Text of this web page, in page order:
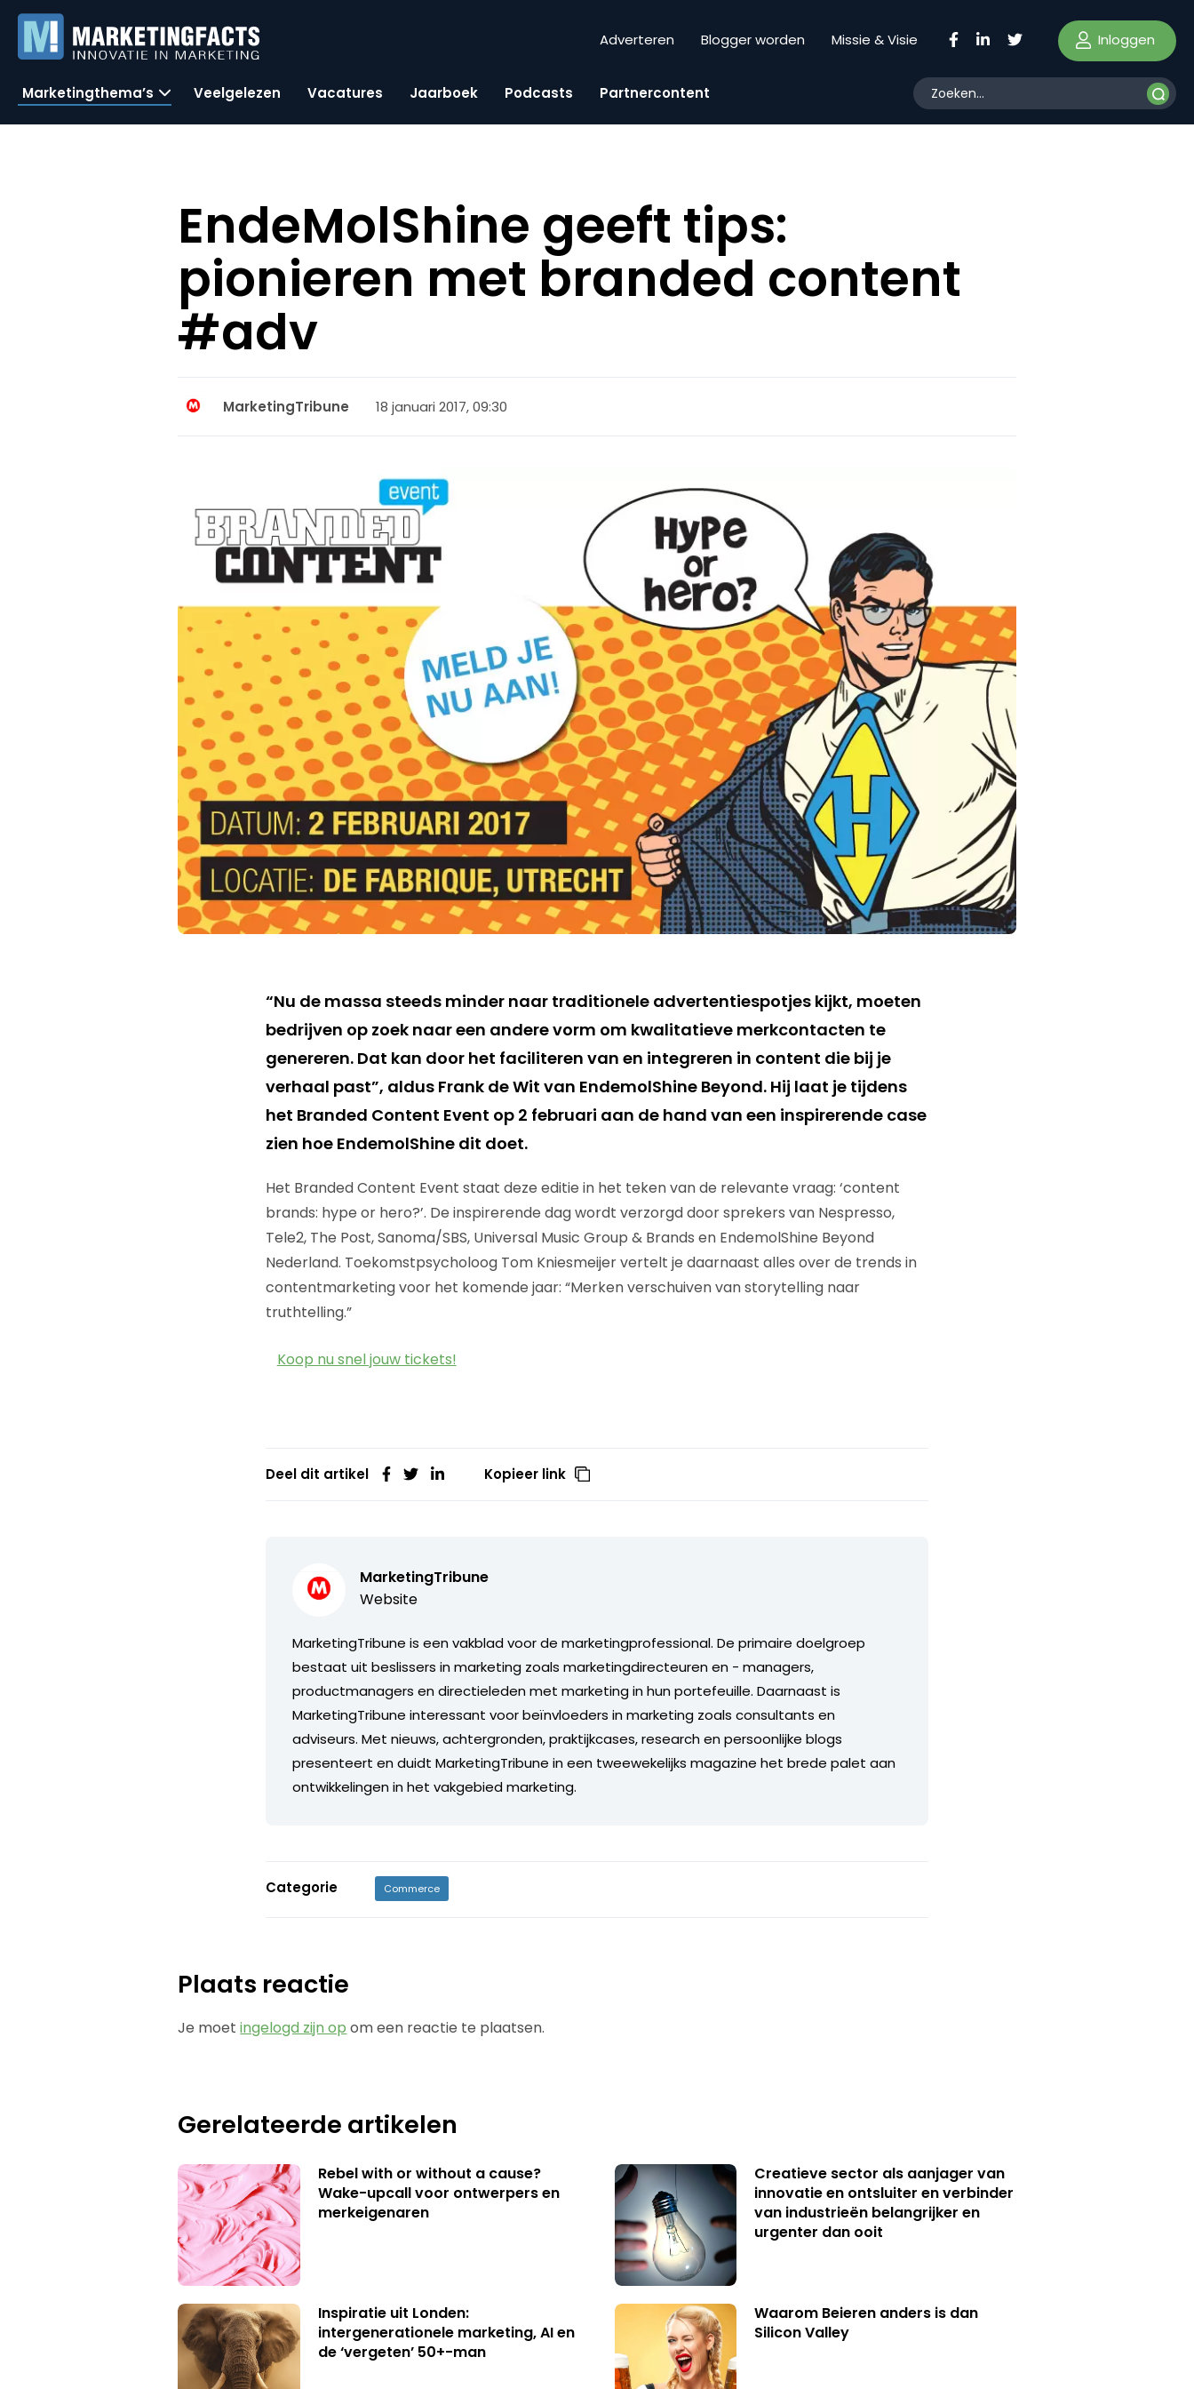
Adverteren Blogger worden Missie & Visie Inloggen
Marketingthema’s Veelgelezen Vacatures Jaarboek Podcasts Partnercontent
EndeMolShine geeft tips:
pionieren met branded content
#adv
MarketingTribune 18 januari 2017, 09:30
“Nu de massa steeds minder naar traditionele advertentiespotjes kijkt, moeten
bedrijven op zoek naar een andere vorm om kwalitatieve merkcontacten te
genereren. Dat kan door het faciliteren van en integreren in content die bij je
verhaal past”, aldus Frank de Wit van EndemolShine Beyond. Hij laat je tijdens
het Branded Content Event op 2 februari aan de hand van een inspirerende case
zien hoe EndemolShine dit doet.
Het Branded Content Event staat deze editie in het teken van de relevante vraag: ‘content
brands: hype or hero?’. De inspirerende dag wordt verzorgd door sprekers van Nespresso,
Tele2, The Post, Sanoma/SBS, Universal Music Group & Brands en EndemolShine Beyond
Nederland. Toekomstpsycholoog Tom Kniesmeijer vertelt je daarnaast alles over de trends in
contentmarketing voor het komende jaar: “Merken verschuiven van storytelling naar
truthtelling.”
Koop nu snel jouw tickets!
Deel dit artikel Kopieer link
MarketingTribune
Website
MarketingTribune is een vakblad voor de marketingprofessional. De primaire doelgroep
bestaat uit beslissers in marketing zoals marketingdirecteuren en - managers,
productmanagers en directieleden met marketing in hun portefeuille. Daarnaast is
MarketingTribune interessant voor beïnvloeders in marketing zoals consultants en
adviseurs. Met nieuws, achtergronden, praktijkcases, research en persoonlijke blogs
presenteert en duidt MarketingTribune in een tweewekelijks magazine het brede palet aan
ontwikkelingen in het vakgebied marketing.
Categorie Commerce
Plaats reactie
Je moetingelogd zijn op om een reactie te plaatsen.
Gerelateerde artikelen
Rebel with or without a cause?
Wake-upcall voor ontwerpers en
merkeigenaren
Creatieve sector als aanjager van
innovatie en ontsluiter en verbinder
van industrieën belangrijker en
urgenter dan ooit
Inspiratie uit Londen:
intergenerationele marketing, AI en
de ‘vergeten’ 50+-man
Waarom Beieren anders is dan
Silicon Valley